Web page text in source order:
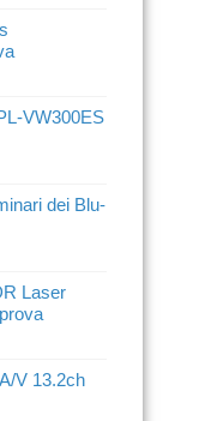
VW300ES
dei Blu-
Laser
V 13.2ch